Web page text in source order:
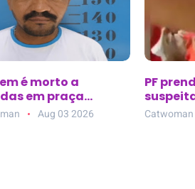
é morto a
em praça
de Bom Jardim
suspeito é preso em
Aug 03 2026
PF
Catwoman